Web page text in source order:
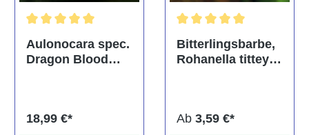
Aulonocara spec.
Dragon Blood
18,99 €*
Bitterlingsbarbe,
Rohanella titteya,
Ab 3,59 €*